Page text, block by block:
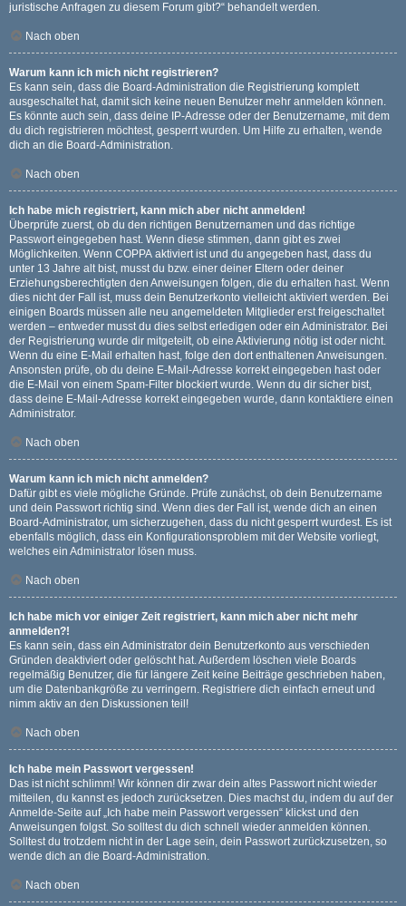
juristische Anfragen zu diesem Forum gibt?“ behandelt werden.
Nach oben
Warum kann ich mich nicht registrieren?
Es kann sein, dass die Board-Administration die Registrierung komplett
ausgeschaltet hat, damit sich keine neuen Benutzer mehr anmelden können.
Es könnte auch sein, dass deine IP-Adresse oder der Benutzername, mit dem
du dich registrieren möchtest, gesperrt wurden. Um Hilfe zu erhalten, wende
dich an die Board-Administration.
Nach oben
Ich habe mich registriert, kann mich aber nicht anmelden!
Überprüfe zuerst, ob du den richtigen Benutzernamen und das richtige
Passwort eingegeben hast. Wenn diese stimmen, dann gibt es zwei
Möglichkeiten. Wenn COPPA aktiviert ist und du angegeben hast, dass du
unter 13 Jahre alt bist, musst du bzw. einer deiner Eltern oder deiner
Erziehungsberechtigten den Anweisungen folgen, die du erhalten hast. Wenn
dies nicht der Fall ist, muss dein Benutzerkonto vielleicht aktiviert werden. Bei
einigen Boards müssen alle neu angemeldeten Mitglieder erst freigeschaltet
werden – entweder musst du dies selbst erledigen oder ein Administrator. Bei
der Registrierung wurde dir mitgeteilt, ob eine Aktivierung nötig ist oder nicht.
Wenn du eine E-Mail erhalten hast, folge den dort enthaltenen Anweisungen.
Ansonsten prüfe, ob du deine E-Mail-Adresse korrekt eingegeben hast oder
die E-Mail von einem Spam-Filter blockiert wurde. Wenn du dir sicher bist,
dass deine E-Mail-Adresse korrekt eingegeben wurde, dann kontaktiere einen
Administrator.
Nach oben
Warum kann ich mich nicht anmelden?
Dafür gibt es viele mögliche Gründe. Prüfe zunächst, ob dein Benutzername
und dein Passwort richtig sind. Wenn dies der Fall ist, wende dich an einen
Board-Administrator, um sicherzugehen, dass du nicht gesperrt wurdest. Es ist
ebenfalls möglich, dass ein Konfigurationsproblem mit der Website vorliegt,
welches ein Administrator lösen muss.
Nach oben
Ich habe mich vor einiger Zeit registriert, kann mich aber nicht mehr
anmelden?!
Es kann sein, dass ein Administrator dein Benutzerkonto aus verschieden
Gründen deaktiviert oder gelöscht hat. Außerdem löschen viele Boards
regelmäßig Benutzer, die für längere Zeit keine Beiträge geschrieben haben,
um die Datenbankgröße zu verringern. Registriere dich einfach erneut und
nimm aktiv an den Diskussionen teil!
Nach oben
Ich habe mein Passwort vergessen!
Das ist nicht schlimm! Wir können dir zwar dein altes Passwort nicht wieder
mitteilen, du kannst es jedoch zurücksetzen. Dies machst du, indem du auf der
Anmelde-Seite auf „Ich habe mein Passwort vergessen“ klickst und den
Anweisungen folgst. So solltest du dich schnell wieder anmelden können.
Solltest du trotzdem nicht in der Lage sein, dein Passwort zurückzusetzen, so
wende dich an die Board-Administration.
Nach oben